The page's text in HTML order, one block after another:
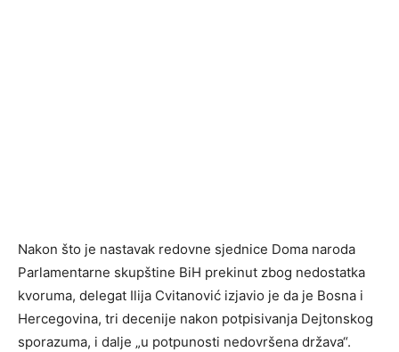
Nakon što je nastavak redovne sjednice Doma naroda
Parlamentarne skupštine BiH prekinut zbog nedostatka
kvoruma, delegat Ilija Cvitanović izjavio je da je Bosna i
Hercegovina, tri decenije nakon potpisivanja Dejtonskog
sporazuma, i dalje „u potpunosti nedovršena država“.